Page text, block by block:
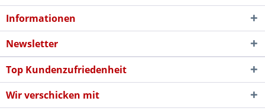
Informationen
Newsletter
Top Kundenzufriedenheit
Wir verschicken mit